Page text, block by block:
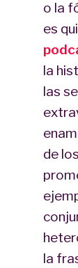
o la
es
la
las
de
la